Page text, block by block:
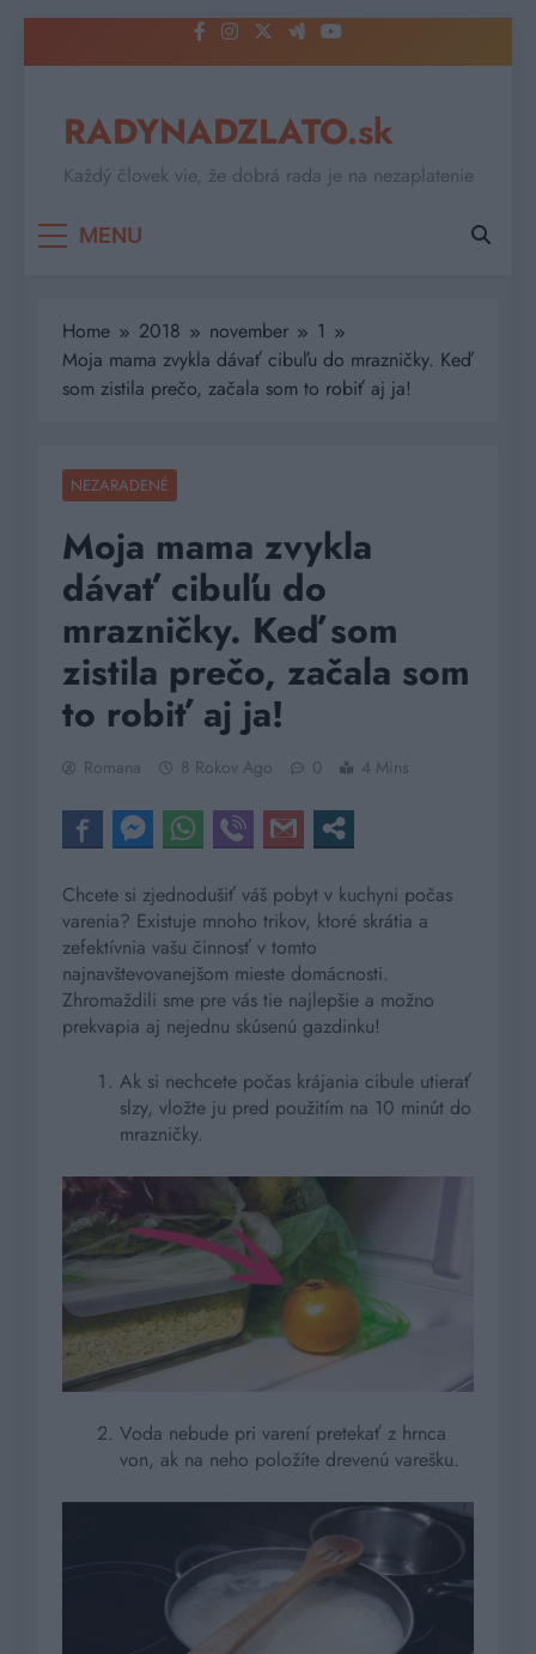
to
RADYNADZLATO.sk
Každý človek vie, že dobrá rada je na nezaplatenie
MENU
Home 2018 november
1
Moja mama zvykla dávať cibuľu do mrazničky. Keď
som zistila prečo, začala som to robiť aj ja!
NEZARADENÉ
Moja mama zvykla
dávať cibuľu do
mrazničky. Keď som
zistila prečo, začala som
to robiť aj ja!
Romana 8 Rokov Ago 0 4 Mins
Chcete si zjednodušiť váš pobyt v kuchyni počas
varenia? Existuje mnoho trikov, ktoré skrátia a
zefektívnia vašu činnosť v tomto
najnavštevovanejšom mieste domácnosti.
Zhromaždili sme pre vás tie najlepšie a možno
prekvapia aj nejednu skúsenú gazdinku!
Ak si nechcete počas krájania cibule utierať
slzy, vložte ju pred použitím na 10 minút do
mrazničky.
Voda nebude pri varení pretekať z hrnca
von, ak na neho položíte drevenú varešku.